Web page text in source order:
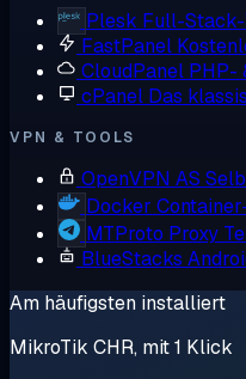
Plesk Full-
FastPanel
CloudPanel PHP-
cPanel Das
VPN & TOOLS
OpenVPN AS
Docker
MTProto Proxy
BlueStacks
Am häufigsten installiert
MikroTik CHR, mit 1 Klick